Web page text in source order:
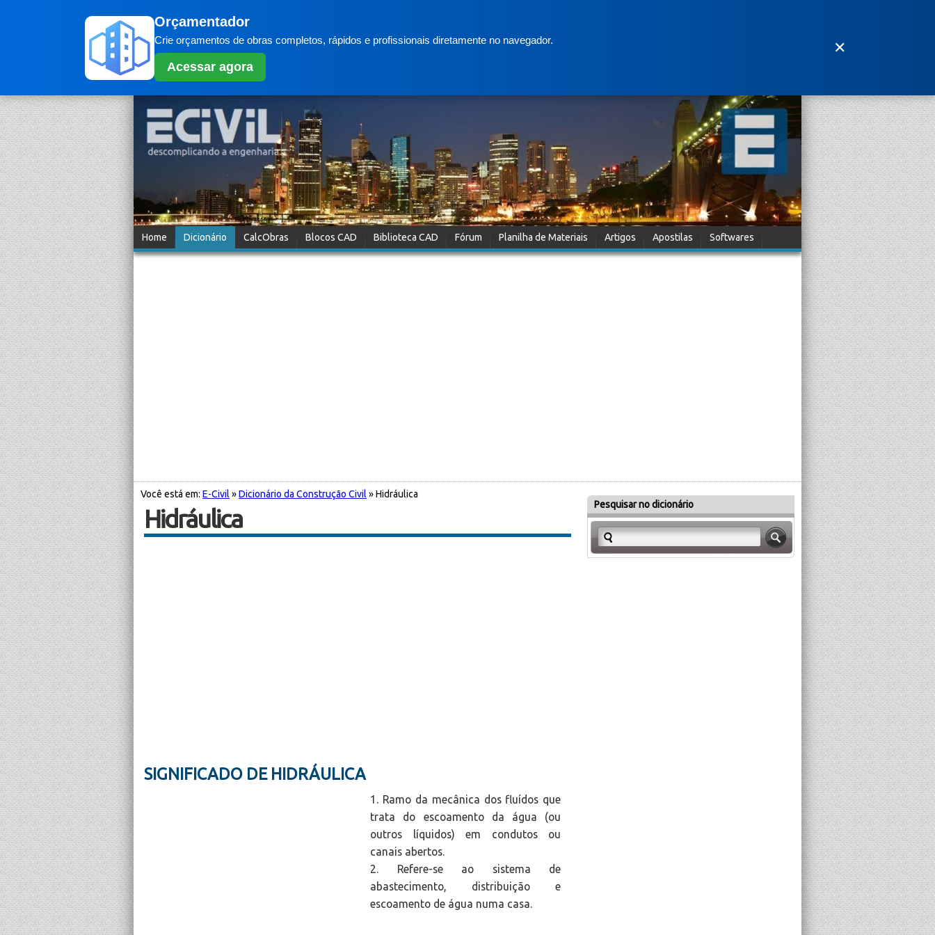
Orçamentador
Crie orçamentos de obras completos, rápidos e profissionais diretamente no navegador.
Acessar agora
✕
Home Dicionário CalcObras Blocos CAD Biblioteca CAD Fórum Planilha de Materiais Artigos Apostilas Softwares
Você está em: E-Civil »Dicionário da Construção Civil » Hidráulica
Hidráulica
SIGNIFICADO DE HIDRÁULICA
1. Ramo da mecânica dos fluídos que
trata do escoamento da água (ou
outros líquidos) em condutos ou
canais abertos.
2. Refere-se ao sistema de
abastecimento, distribuição e
escoamento de água numa casa.
Pesquisar no dicionário